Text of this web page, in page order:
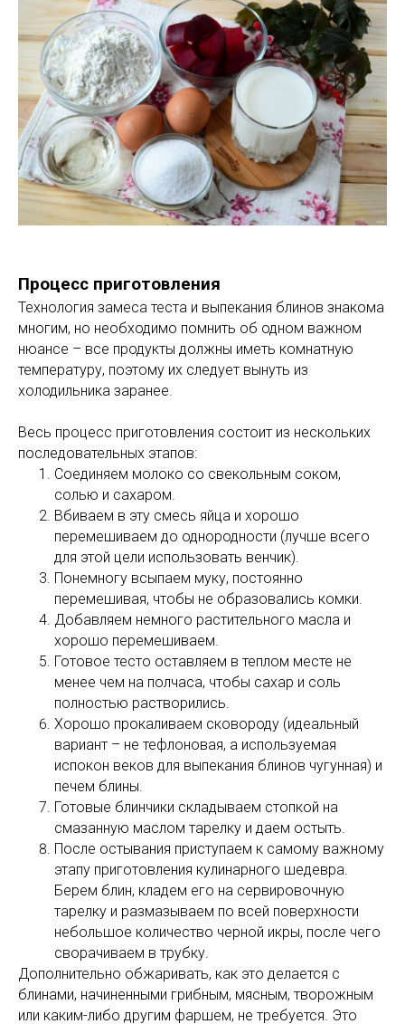
Процесс приготовления
Технология замеса теста и выпекания блинов знакома
многим, но необходимо помнить об одном важном
нюансе – все продукты должны иметь комнатную
температуру, поэтому их следует вынуть из
холодильника заранее.
Весь процесс приготовления состоит из нескольких
последовательных этапов:
Соединяем молоко со свекольным соком,
солью и сахаром.
Вбиваем в эту смесь яйца и хорошо
перемешиваем до однородности (лучше всего
для этой цели использовать венчик).
Понемногу всыпаем муку, постоянно
перемешивая, чтобы не образовались комки.
Добавляем немного растительного масла и
хорошо перемешиваем.
Готовое тесто оставляем в теплом месте не
менее чем на полчаса, чтобы сахар и соль
полностью растворились.
Хорошо прокаливаем сковороду (идеальный
вариант – не тефлоновая, а используемая
испокон веков для выпекания блинов чугунная) и
печем блины.
Готовые блинчики складываем стопкой на
смазанную маслом тарелку и даем остыть.
После остывания приступаем к самому важному
этапу приготовления кулинарного шедевра.
Берем блин, кладем его на сервировочную
тарелку и размазываем по всей поверхности
небольшое количество черной икры, после чего
сворачиваем в трубку.
Дополнительно обжаривать, как это делается с
блинами, начиненными грибным, мясным, творожным
или каким-либо другим фаршем, не требуется. Это